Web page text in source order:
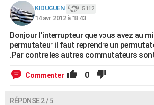
COPAINS D'AVANT
S'inscrire
Se connecter
Lycées
Collèges
Primaires
Universités
Entreprises
Service militaire
Avis de recherche
AVIS DE DÉCÈS
FORUM
KIDUGUEN 5 112
14 avr. 2012 à 18:43
Bonjour l'interrupteur que vous avez au
permutateur il faut reprendre un
.Par contre les autres commutateurs
Commenter 0
RÉPONSE 2 / 5